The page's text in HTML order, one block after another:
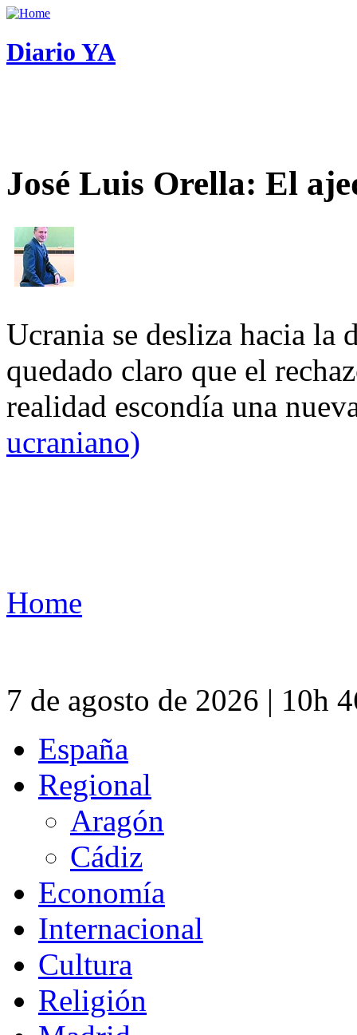
Diario YA
José Luis Orella: El
Ucrania se desliza hacia
quedado claro que el
realidad escondía una
ucraniano)
Home
7 de agosto de 2026 | 10h
España
Regional
Aragón
Cádiz
Economía
Internacional
Cultura
Religión